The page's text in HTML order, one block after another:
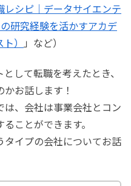
レシピ｜データサイエンテ
研究経験を活かすアカデ
）
」など）
して転職を考えたとき、
お話します！
、会社は事業会社とコン
ことができます。
イプの会社についてお話